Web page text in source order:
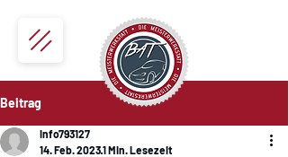
Beitrag
info793127
14. Feb. 20231 Min. Lesezeit